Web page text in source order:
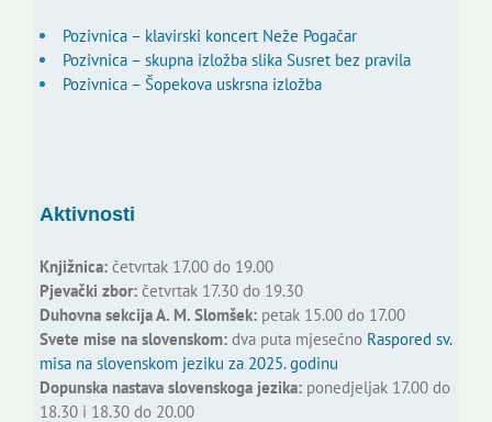
Pozivnica – klavirski koncert Neže Pogačar
Pozivnica – skupna izložba slika Susret bez pravila
Pozivnica – Šopekova uskrsna izložba
Aktivnosti
Knjižnica:četvrtak 17.00 do 19.00
Pjevački zbor:četvrtak 17.30 do 19.30
Duhovna sekcija A. M. Slomšek:petak 15.00 do 17.00
Svete mise na slovenskom:dva puta mjesečno Raspored sv.
misa na slovenskom jeziku za 2025. godinu
Dopunska nastava slovenskoga jezika:ponedjeljak 17.00 do
18.30 i 18.30 do 20.00